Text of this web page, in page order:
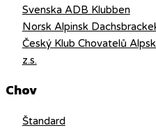
Svenska ADB Klubben
Norsk Alpinsk
Český Klub Chovatelů
z.s.
Chov
Štandard